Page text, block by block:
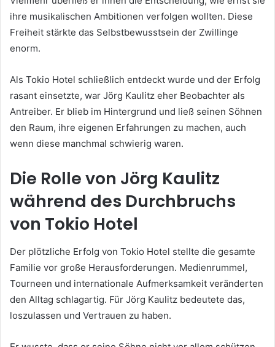
ihre musikalischen Ambitionen verfolgen wollten. Diese
Freiheit stärkte das Selbstbewusstsein der Zwillinge
enorm.
Als Tokio Hotel schließlich entdeckt wurde und der Erfolg
rasant einsetzte, war Jörg Kaulitz eher Beobachter als
Antreiber. Er blieb im Hintergrund und ließ seinen Söhnen
den Raum, ihre eigenen Erfahrungen zu machen, auch
wenn diese manchmal schwierig waren.
Die Rolle von Jörg Kaulitz
während des Durchbruchs
von Tokio Hotel
Der plötzliche Erfolg von Tokio Hotel stellte die gesamte
Familie vor große Herausforderungen. Medienrummel,
Tourneen und internationale Aufmerksamkeit veränderten
den Alltag schlagartig. Für Jörg Kaulitz bedeutete das,
loszulassen und Vertrauen zu haben.